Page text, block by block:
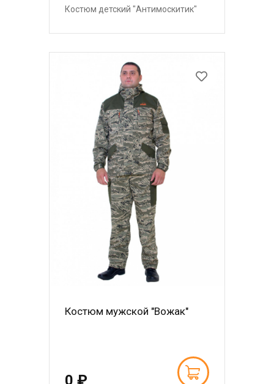
Костюм детский "Антимоскитик"
Костюм мужской "Вожак"
0 ₽